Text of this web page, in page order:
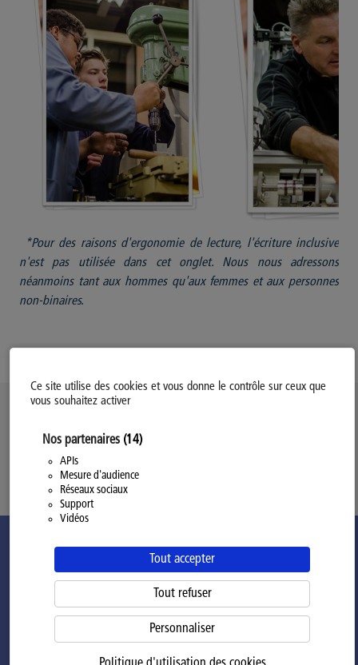
Ce site utilise des cookies et vous donne le contrôle sur ceux que
vous souhaitez activer
Nos partenaires (14)
APIs
Mesure d'audience
Réseaux sociaux
Support
Vidéos
Tout accepter
Tout refuser
Personnaliser
*Pour des raisons d'ergonomie de lecture, l'écriture inclusive
n'est pas utilisée dans cet onglet. Nous nous adressons
néanmoins tant aux hommes qu'aux femmes et aux personnes
non-binaires.
Modifiez votre consentement
Politique Générale de Confidentialité